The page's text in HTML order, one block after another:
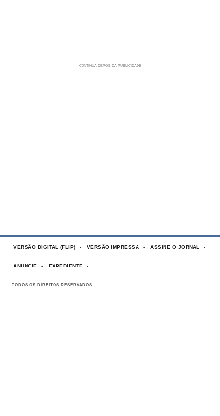
VERSÃO DIGITAL (FLIP) VERSÃO IMPRESSA ASSINE O JORNAL
ANUNCIE EXPEDIENTE
TODOS OS DIREITOS RESERVADOS